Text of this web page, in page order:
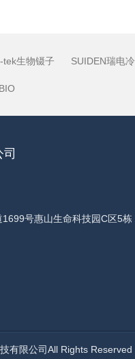
过化学发光反应将微量的靶标
tek生物镊子 SUIDEN瑞电
号惠山生命科技园C区5栋
技有限公司All Rights